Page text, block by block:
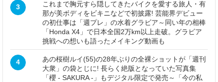
3
これまで胸元すら隠してきたバイクを愛する旅人・有
那が美ボディをビキニなどで初披露! 芸能界デビュー
の初仕事は「週プレ」の水着グラビア～同い年の相棒
「Honda X4」で日本全国2万km以上走破。グラビア
挑戦への想いも語ったメイキング動画も
4
あの桜樹ルイ(55)の28年ぶりの全裸ショットが「週刊
大衆」の袋とじに! 長らく絶版となっていた写真集
「櫻 - SAKURA -」もデジタル限定で発売～「今の私